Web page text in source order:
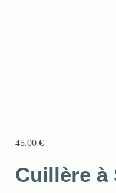
45,00€
Cuillère à